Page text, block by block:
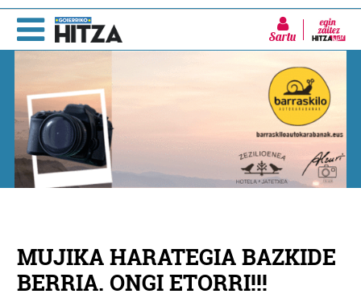
Sartu
MUJIKA HARATEGIA BAZKIDE
BERRIA. ONGI ETORRI!!!